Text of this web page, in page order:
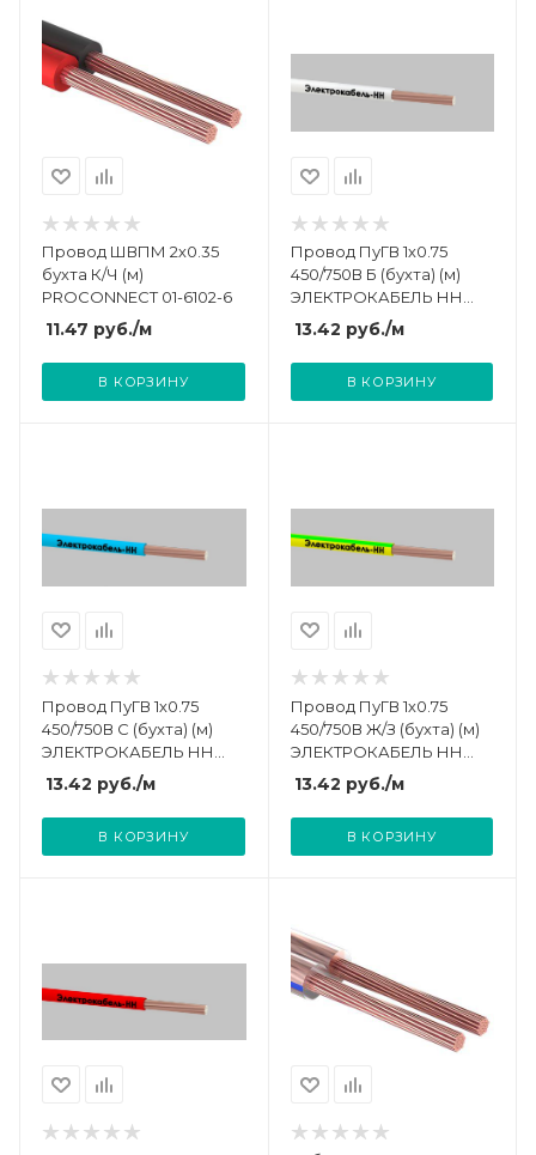
Провод ШВПМ 2х0.35
бухта К/Ч (м)
PROCONNECT 01-6102-6
11.47 руб./м
В КОРЗИНУ
Провод ПуГВ 1х0.75
450/750В Б (бухта) (м)
ЭЛЕКТРОКАБЕЛЬ НН
000008051
13.42 руб./м
В КОРЗИНУ
Провод ПуГВ 1х0.75
450/750В С (бухта) (м)
ЭЛЕКТРОКАБЕЛЬ НН
000008147
13.42 руб./м
В КОРЗИНУ
Провод ПуГВ 1х0.75
450/750В Ж/З (бухта) (м)
ЭЛЕКТРОКАБЕЛЬ НН
000008067
13.42 руб./м
В КОРЗИНУ